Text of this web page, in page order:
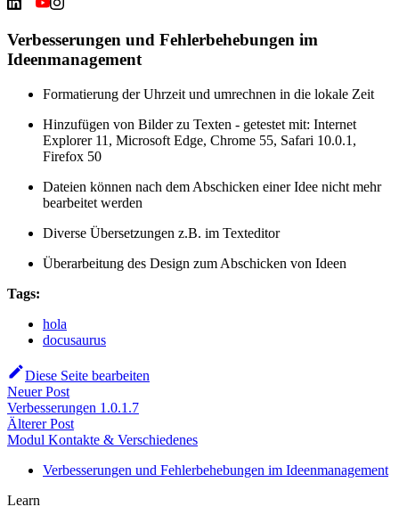
Verbesserungen und Fehlerbehebungen im
Ideenmanagement
Formatierung der Uhrzeit und umrechnen in die lokale Zeit
Hinzufügen von Bilder zu Texten - getestet mit: Internet
Explorer 11, Microsoft Edge, Chrome 55, Safari 10.0.1,
Firefox 50
Dateien können nach dem Abschicken einer Idee nicht mehr
bearbeitet werden
Diverse Übersetzungen z.B. im Texteditor
Überarbeitung des Design zum Abschicken von Ideen
Tags:
hola
docusaurus
Diese Seite bearbeiten
Neuer Post
Verbesserungen 1.0.1.7
Älterer Post
Modul Kontakte & Verschiedenes
Verbesserungen und Fehlerbehebungen im Ideenmanagement
Learn